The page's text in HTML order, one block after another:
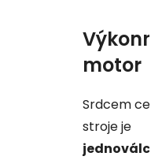
motor
Srdcem
stroje je